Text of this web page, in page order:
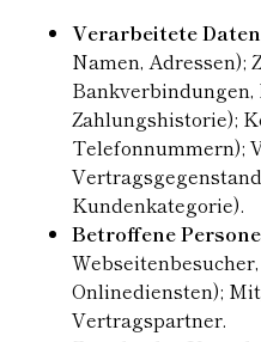
Verarbeitete
Namen, Adressen);
Bankverbindungen,
Zahlungshistorie);
Telefonnummern);
Kundenkategorie).
Betroffene
Onlinediensten);
Vertragspartner.